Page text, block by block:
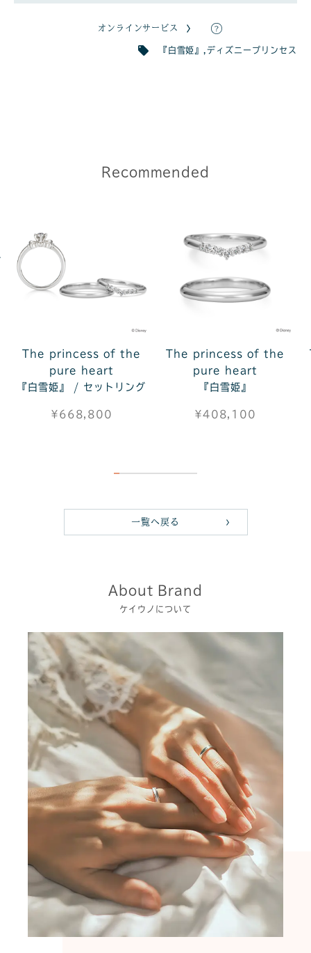
オンラインサービス
『白雪姫』 ,ディズニープリンセス
Recommended
The princess of the
pure heart
『白雪姫』 / セットリング
¥668,800
The princess of the
pure heart
『白雪姫』
¥408,100
一覧へ戻る
About Brand
ケイウノについて